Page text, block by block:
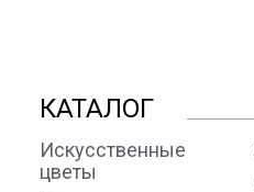
КАТАЛОГ
Искусственные
цветы